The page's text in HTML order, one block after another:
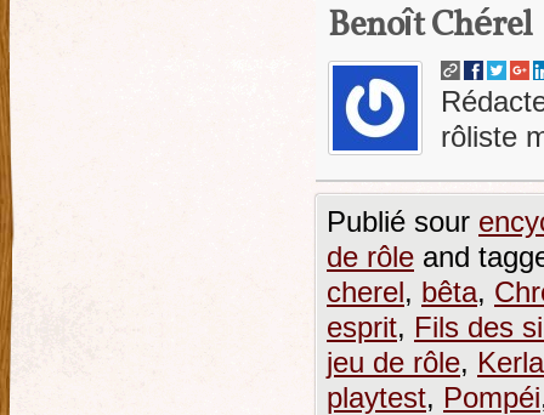
Benoît Chérel
rôliste
Publié sour
de rôle and
cherel, bêta,
esprit, Fils des
jeu de rôle,
playtest, Pompéi